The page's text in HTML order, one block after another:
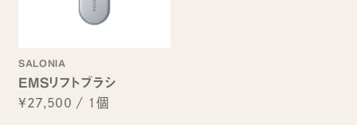
SALONIA
EMSリフトブラシ
¥27,500 / 1個